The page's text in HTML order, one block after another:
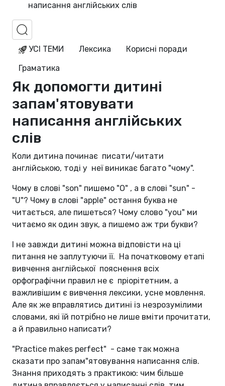
написання англійських слів
УСІ ТЕМИ Лексика
Корисні поради
Граматика
Як допомогти дитині
запам'ятовувати
написання англійських
слів
Коли дитина починає писати/читати
англійською, тоді у неї виникає багато "чому".
Чому в слові "son" пишемо "O" , а в слові "sun" -
"U"? Чому в слові "apple" остання буква не
читається, але пишеться? Чому слово "you" ми
читаємо як один звук, а пишемо аж три букви?
І не завжди дитині можна відповісти на ці
питання не заплутуючи її. На початковому етапі
вивчення англійської пояснення всіх
орфографічни правил не є пріорітетним, а
важливішим є вивчення лексики, усне мовлення.
Але як же вправлятись дитині із незрозумілими
словами, які їй потрібно не лише вміти прочитати,
а й правильно написати?
"Practice makes perfect" - саме так можна
сказати про запам"ятовування написання слів.
Знання приходять з практикою: чим більше